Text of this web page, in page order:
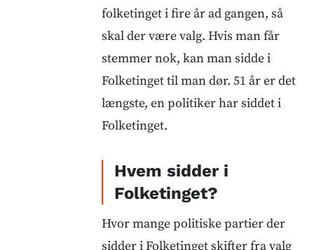
folketinget i fire år ad gangen, så
skal der være valg. Hvis man får
stemmer nok, kan man sidde i
Folketinget til man dør. 51 år er det
længste, en politiker har siddet i
Folketinget.
Hvem sidder i
Folketinget?
Hvor mange politiske partier der
sidder i Folketinget skifter fra valg